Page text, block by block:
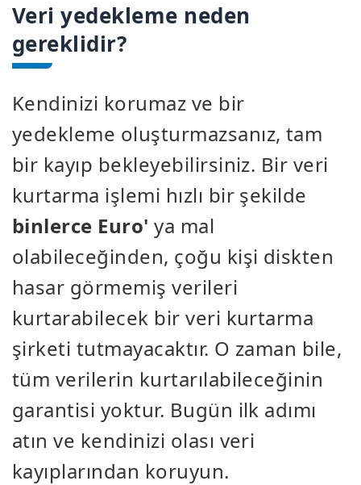
Veri yedekleme neden
gereklidir?
Kendinizi korumaz ve bir
yedekleme oluşturmazsanız, tam
bir kayıp bekleyebilirsiniz. Bir veri
kurtarma işlemi hızlı bir şekilde
binlerce Euro' ya mal
olabileceğinden, çoğu kişi diskten
hasar görmemiş verileri
kurtarabilecek bir veri kurtarma
şirketi tutmayacaktır. O zaman bile,
tüm verilerin kurtarılabileceğinin
garantisi yoktur. Bugün ilk adımı
atın ve kendinizi olası veri
kayıplarından koruyun.